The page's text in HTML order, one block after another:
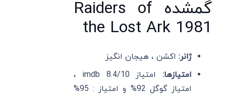
گمشده Raiders of
the Lost Ark 1981
ژانر: اکشن ، هیجان انگیز
امتیازها:
امتیاز imdb 8.4/10 ،
امتیاز گوگل 92% و امتیاز : 95%